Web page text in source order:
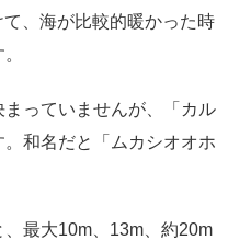
、海が比較的暖かった時
っていませんが、「カル
和名だと「ムカシオオホ
最大10m、13m、約20m